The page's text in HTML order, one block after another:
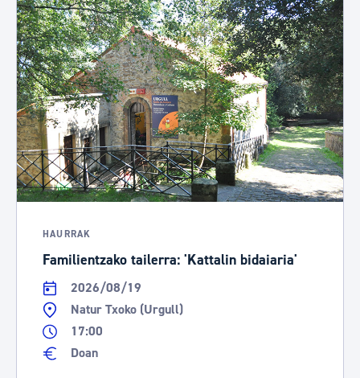
HAURRAK
Familientzako tailerra: 'Kattalin bidaiaria'
2026/08/19
Natur Txoko (Urgull)
17:00
Doan